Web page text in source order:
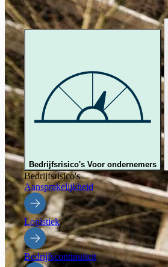
Bedrijfsrisico's Voor ondernemers
Bedrijfsrisico's
Aansprakelijkheid
Logistiek
Bedrijfscontinuiteit